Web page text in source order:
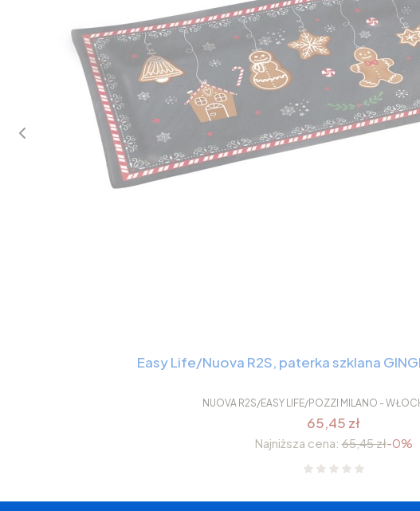
Easy Life/Nuova R2S, paterka szklana
NUOVA R2S/EASY LIFE/POZZI MILANO -
65,45 zł
Najniższa cena: 65,45 zł-0%